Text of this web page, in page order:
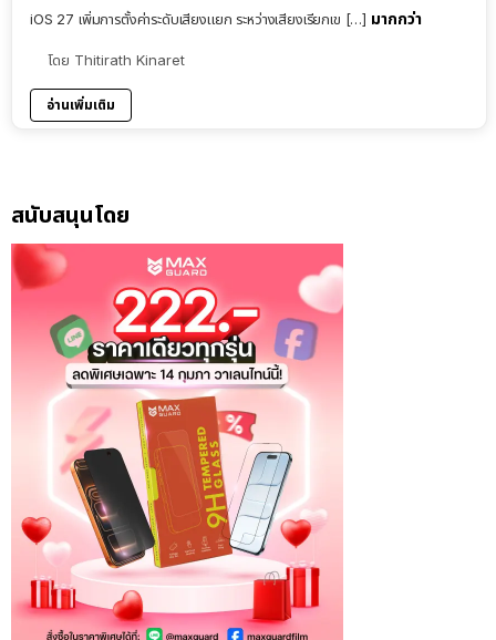
iOS 27 เพิ่มการตั้งค่าระดับเสียงแยก ระหว่างเสียงเรียกเข […] มากกว่า
โดย Thitirath Kinaret
อ่านเพิ่มเติม
สนับสนุนโดย